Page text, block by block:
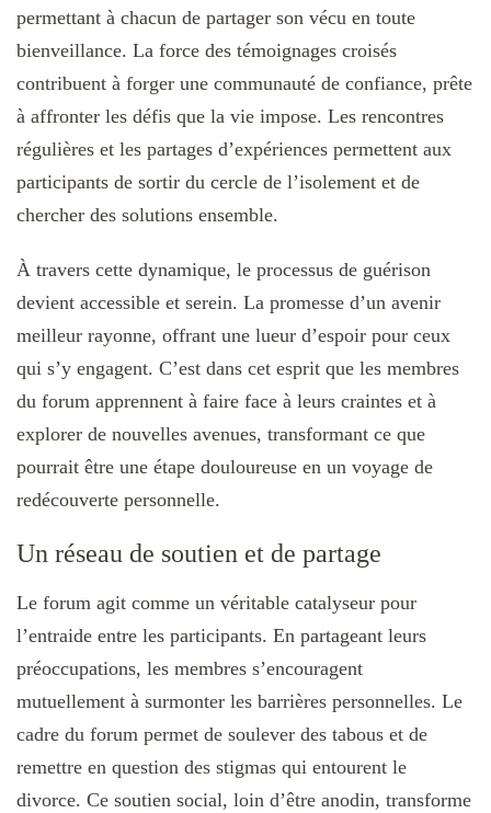
permettant à chacun de partager son vécu en toute
bienveillance. La force des témoignages croisés
contribuent à forger une communauté de confiance, prête
à affronter les défis que la vie impose. Les rencontres
régulières et les partages d’expériences permettent aux
participants de sortir du cercle de l’isolement et de
chercher des solutions ensemble.
À travers cette dynamique, le processus de guérison
devient accessible et serein. La promesse d’un avenir
meilleur rayonne, offrant une lueur d’espoir pour ceux
qui s’y engagent. C’est dans cet esprit que les membres
du forum apprennent à faire face à leurs craintes et à
explorer de nouvelles avenues, transformant ce que
pourrait être une étape douloureuse en un voyage de
redécouverte personnelle.
Un réseau de soutien et de partage
Le forum agit comme un véritable catalyseur pour
l’entraide entre les participants. En partageant leurs
préoccupations, les membres s’encouragent
mutuellement à surmonter les barrières personnelles. Le
cadre du forum permet de soulever des tabous et de
remettre en question des stigmas qui entourent le
divorce. Ce soutien social, loin d’être anodin, transforme